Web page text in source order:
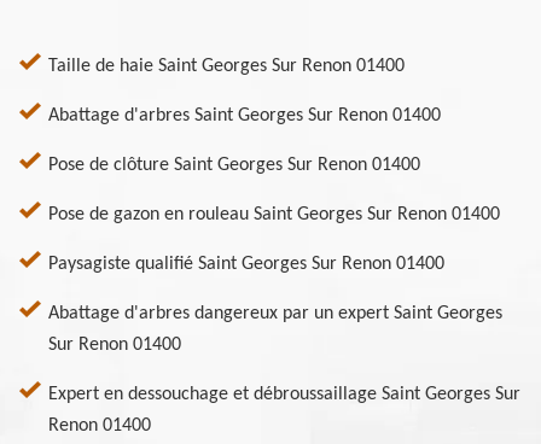
Taille de haie Saint Georges Sur Renon 01400
Abattage d'arbres Saint Georges Sur Renon 01400
Pose de clôture Saint Georges Sur Renon 01400
Pose de gazon en rouleau Saint Georges Sur Renon 01400
Paysagiste qualifié Saint Georges Sur Renon 01400
Abattage d'arbres dangereux par un expert Saint Georges
Sur Renon 01400
Expert en dessouchage et débroussaillage Saint Georges Sur
Renon 01400